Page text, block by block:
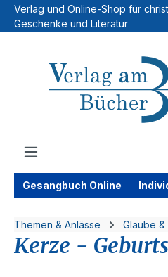
Zum Hauptinhalt springen
Verlag und Online-Shop für
Geschenke und Literatur
Gesangbuch Online
Themen & Anlässe Glaube
Kerze -